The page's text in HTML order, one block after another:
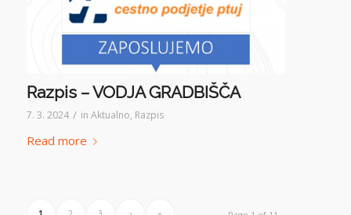
Razpis – VODJA GRADBIŠČA
7. 3. 2024 / in Aktualno, Razpis
Read more